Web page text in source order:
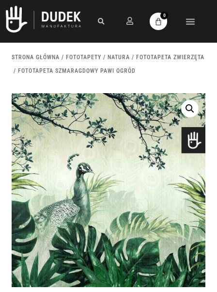
0
STRONA GŁÓWNA / FOTOTAPETY / NATURA / FOTOTAPETA ZWIERZĘTA
/ FOTOTAPETA SZMARAGDOWY PAWI OGRÓD